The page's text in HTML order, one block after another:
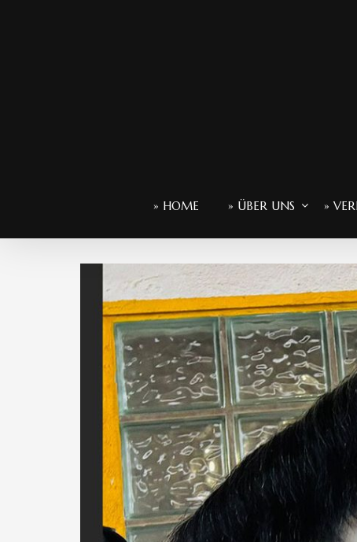
» HOME » ÜBER UNS »